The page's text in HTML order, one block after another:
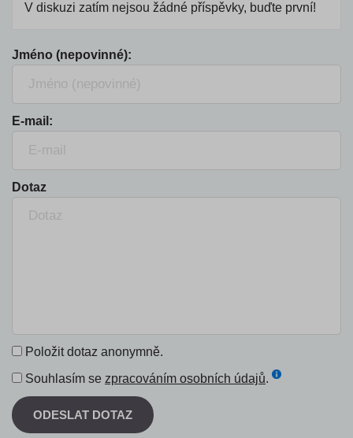
V diskuzi zatím nejsou žádné příspěvky, buďte první!
Jméno (nepovinné):
E-mail:
Dotaz
Položit dotaz anonymně.
Souhlasím se zpracováním osobních údajů.
ODESLAT DOTAZ